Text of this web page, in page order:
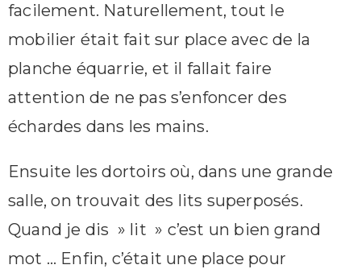
facilement. Naturellement, tout le
mobilier était fait sur place avec de la
planche équarrie, et il fallait faire
attention de ne pas s’enfoncer des
échardes dans les mains.
Ensuite les dortoirs où, dans une grande
salle, on trouvait des lits superposés.
Quand je dis » lit » c’est un bien grand
mot … Enfin, c’était une place pour